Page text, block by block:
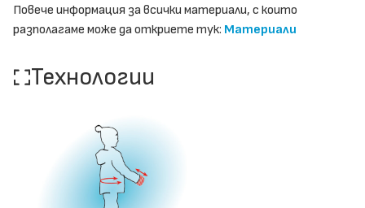
Повече информация за всички материали, с които
разполагаме може да откриете тук: Материали
Технологии